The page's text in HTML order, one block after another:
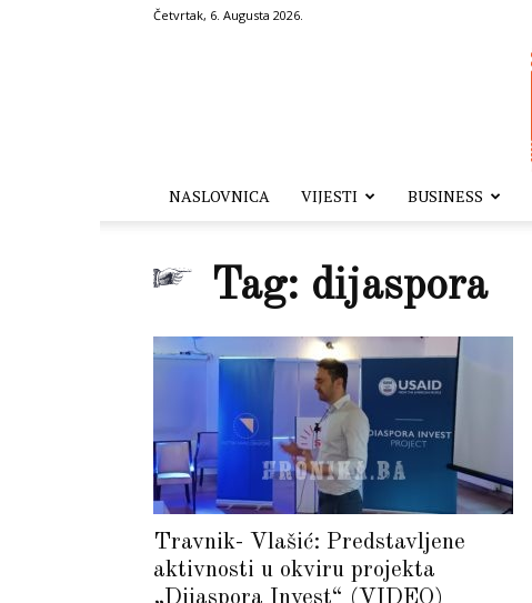
Četvrtak, 6. Augusta 2026.
NASLOVNICA VIJESTI BUSINESS
Tag: dijaspora
Travnik- Vlašić: Predstavljene
aktivnosti u okviru projekta
„Dijaspora Invest“ (VIDEO)